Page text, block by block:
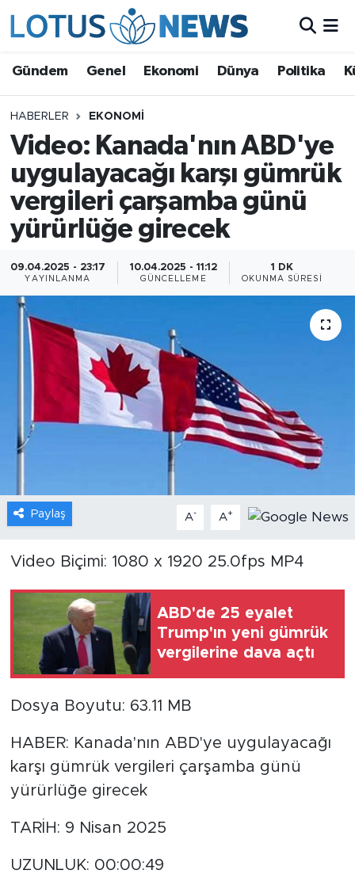
Gündem Genel Ekonomi Dünya Politika
HABERLER EKONOMI
Video: Kanada'nın ABD'ye
uygulayacağı karşı gümrük
vergileri çarşamba günü
yürürlüğe girecek
09.04.2025 - 23:17
YAYINLANMA
10.04.2025 - 11:12
GÜNCELLEME
1 DK
OKUNMA SÜRESI
Paylaş A- A+
Video Biçimi: 1080 x 1920 25.0fps MP4
ABD'de 25 eyalet
Trump'ın yeni gümrük
vergilerine dava açtı
Dosya Boyutu: 63.11 MB
HABER: Kanada'nın ABD'ye uygulayacağı
karşı gümrük vergileri çarşamba günü
yürürlüğe girecek
TARİH: 9 Nisan 2025
UZUNLUK: 00:00:49
Ekonomi
Dünya
Politika
Kültür - Sanat ve Tarih
Yaşam
Çin Fuarları
Gündem
Video
Foto Haber
Seyahat